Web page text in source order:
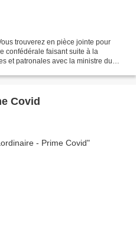
trouverez en pièce jointe pour
confédérale faisant suite à la
et patronales avec la ministre du
Covid